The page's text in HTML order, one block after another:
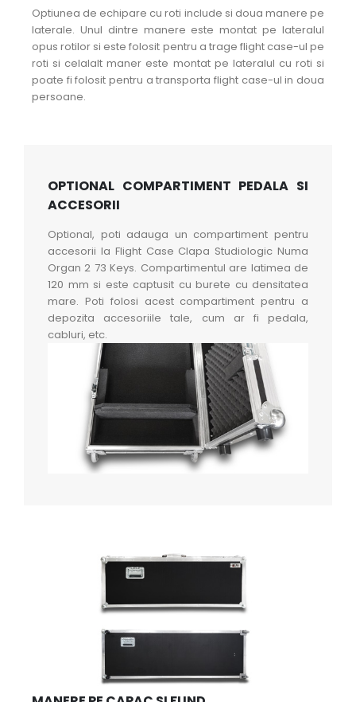
Optiunea de echipare cu roti include si doua manere pe
laterale. Unul dintre manere este montat pe lateralul
opus rotilor si este folosit pentru a trage flight case-ul pe
roti si celalalt maner este montat pe lateralul cu roti si
poate fi folosit pentru a transporta flight case-ul in doua
persoane.
OPTIONAL COMPARTIMENT PEDALA SI
ACCESORII
Optional, poti adauga un compartiment pentru
accesorii la Flight Case Clapa Studiologic Numa
Organ 2 73 Keys. Compartimentul are latimea de
120 mm si este captusit cu burete cu densitatea
mare. Poti folosi acest compartiment pentru a
depozita accesoriile tale, cum ar fi pedala,
cabluri, etc.